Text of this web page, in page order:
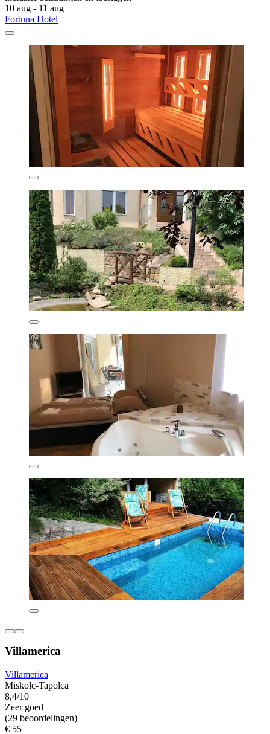
10 aug - 11 aug
Fortuna Hotel
Villamerica
Villamerica
Miskolc-Tapolca
8,4/10
Zeer goed
(29 beoordelingen)
€ 55